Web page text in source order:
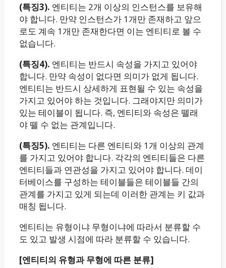
(특징3). 엔티티는 2개 이상의 인스턴스를 보유해
야 합니다. 만약 인스턴스가 1개만 존재하고 앞으
로도 계속 1개만 존재한다면 이는 엔티티로 볼 수
없습니다.
(특징4). 엔티티는 반드시 속성을 가지고 있어야
합니다. 만약 속성이 없다면 의미가 없게 됩니다.
엔티티는 반드시 상세하게 표현될 수 있는 속성을
가지고 있어야 하는 것입니다. 그래야지만 의미가
있는 테이블이 됩니다. 즉, 엔티티와 속성은 뗄래
야 뗄 수 없는 관계입니다.
(특징5). 엔티티는 다른 엔티티와 1개 이상의 관계
를 가지고 있어야 합니다. 각각의 엔티티들은 다른
엔티티들과 연관성을 가지고 있어야 합니다. 데이
터베이스를 구성하는 테이블들은 테이블들 간의
관계를 가지고 있게 되는데 이러한 관계는 키 값과
매칭 됩니다.
엔티티는 유형이냐 무형이냐에 따라서 분류할 수
도 있고 발생 시점에 따라 분류할 수 있습니다.
[엔티티의 유형과 무형에 따른 분류]